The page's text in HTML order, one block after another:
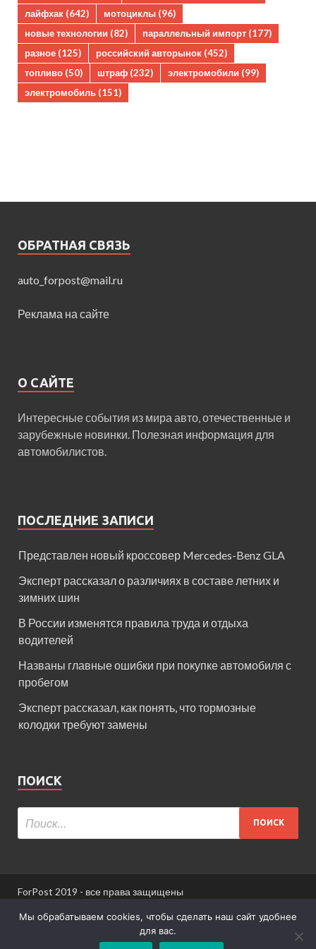
лайфхак (642) мотоциклы (96)
новые технологии (82) параллельный импорт (177)
разное (125) российский авторынок (452)
топливо (50) штраф (232) электромобили (99)
электромобиль (151)
ОБРАТНАЯ СВЯЗЬ
auto_forpost@mail.ru
Реклама на сайте
О САЙТЕ
Интересные события из мира авто, отечественные и
зарубежные новинки. Полезная информация для
автомобилистов.
ПОСЛЕДНИЕ ЗАПИСИ
Представлен новый кроссовер Mercedes-Benz GLA
Эксперт рассказал о различиях в составе летних и
зимних шин
В России изменятся правила труда и отдыха
водителей
Названы главные ошибки при покупке автомобиля с
пробегом
Эксперт рассказал, как понять, что тормозные
колодки требуют замены
ПОИСК
ForPost 2019 - все права защищены
При использовании материалов сайта ссылка
Мы обрабатываем cookies, чтобы сделать наш сайт удобнее
для вас.